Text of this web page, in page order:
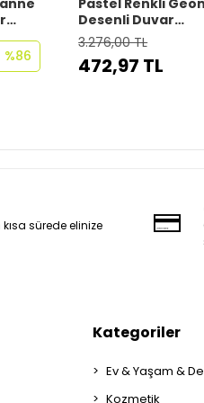
%86
Desenli Duvar
Kağıdı-5792
3.276,00 TL
472,97 TL
sürede elinize
Kategoriler
Ev & Yaşam &
Kozmetik